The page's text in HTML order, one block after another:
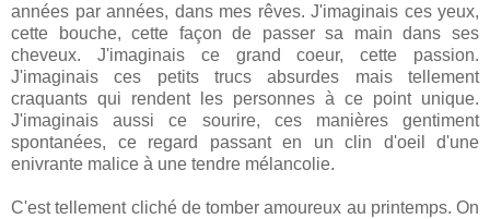
années par années, dans mes rêves. J'imaginais ces yeux,
cette bouche, cette façon de passer sa main dans ses
cheveux. J'imaginais ce grand coeur, cette passion.
J'imaginais ces petits trucs absurdes mais tellement
craquants qui rendent les personnes à ce point unique.
J'imaginais aussi ce sourire, ces manières gentiment
spontanées, ce regard passant en un clin d'oeil d'une
enivrante malice à une tendre mélancolie.
C'est tellement cliché de tomber amoureux au printemps. On